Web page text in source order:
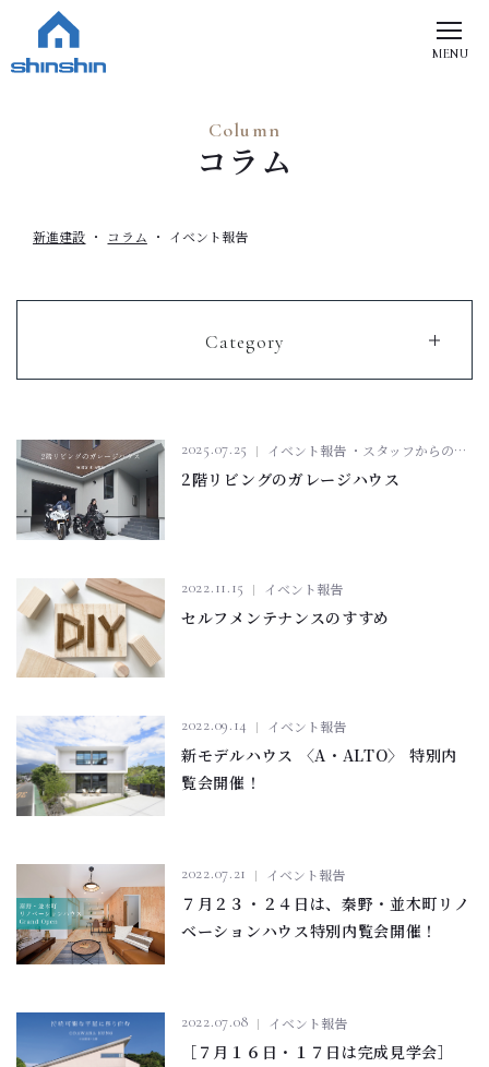
MENU
Column
コラム
新進建設 コラム イベント報告
Category
2025.07.25 イベント報告 ・スタッフからのメッセージ
2階リビングのガレージハウス
2022.11.15 イベント報告
セルフメンテナンスのすすめ
2022.09.14 イベント報告
新モデルハウス 〈A・ALTO〉 特別内
覧会開催！
2022.07.21 イベント報告
７月２３・２４日は、秦野・並木町リノ
ベーションハウス特別内覧会開催！
2022.07.08 イベント報告
［７月１６日・１７日は完成見学会］